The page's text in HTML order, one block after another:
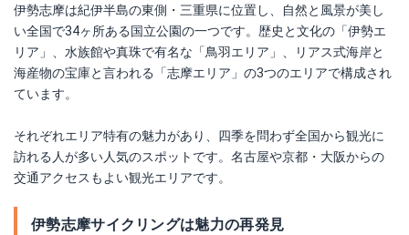
伊勢志摩は紀伊半島の東側・三重県に位置し、自然と風景が美し
い全国で34ヶ所ある国立公園の一つです。歴史と文化の「伊勢エ
リア」、水族館や真珠で有名な「鳥羽エリア」、リアス式海岸と
海産物の宝庫と言われる「志摩エリア」の3つのエリアで構成され
ています。
それぞれエリア特有の魅力があり、四季を問わず全国から観光に
訪れる人が多い人気のスポットです。名古屋や京都・大阪からの
交通アクセスもよい観光エリアです。
伊勢志摩サイクリングは魅力の再発見